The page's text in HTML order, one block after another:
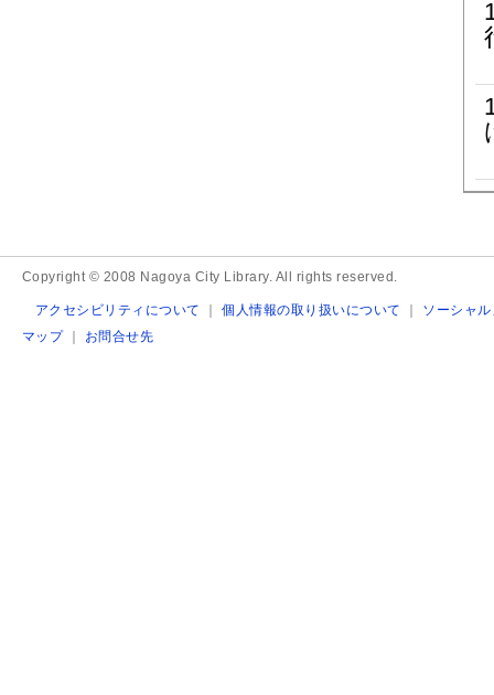
Copyright © 2008 Nagoya City Library. All rights reserved.
アクセシビリティについて ｜個人情報の取り扱いについて ｜ ソーシャ
マップ｜ お問合せ先